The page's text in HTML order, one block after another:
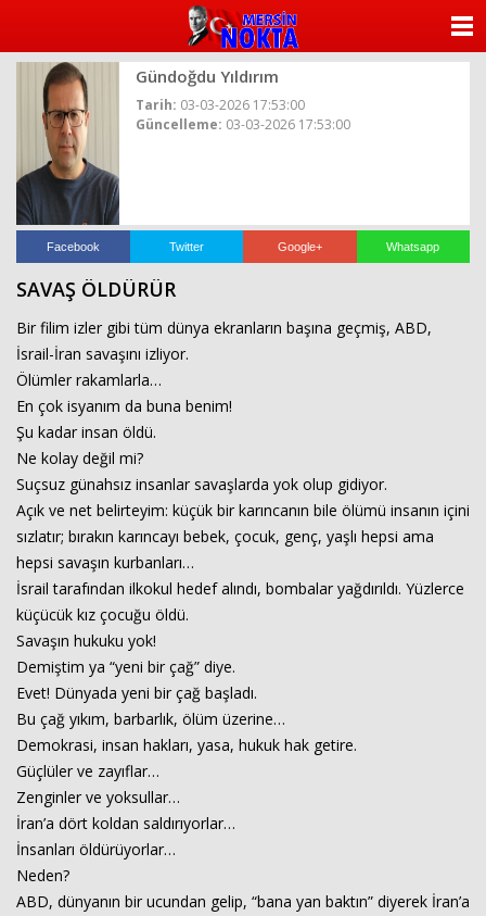
Gündoğdu Yıldırım
Tarih: 03-03-2026 17:53:00
Güncelleme: 03-03-2026 17:53:00
Facebook Twitter Google+ Whatsapp
SAVAŞ ÖLDÜRÜR
Bir filim izler gibi tüm dünya ekranların başına geçmiş, ABD,
İsrail-İran savaşını izliyor.
Ölümler rakamlarla…
En çok isyanım da buna benim!
Şu kadar insan öldü.
Ne kolay değil mi?
Suçsuz günahsız insanlar savaşlarda yok olup gidiyor.
Açık ve net belirteyim: küçük bir karıncanın bile ölümü insanın içini
sızlatır; bırakın karıncayı bebek, çocuk, genç, yaşlı hepsi ama
hepsi savaşın kurbanları…
İsrail tarafından ilkokul hedef alındı, bombalar yağdırıldı. Yüzlerce
küçücük kız çocuğu öldü.
Savaşın hukuku yok!
Demiştim ya “yeni bir çağ” diye.
Evet! Dünyada yeni bir çağ başladı.
Bu çağ yıkım, barbarlık, ölüm üzerine…
Demokrasi, insan hakları, yasa, hukuk hak getire.
Güçlüler ve zayıflar…
Zenginler ve yoksullar…
İran’a dört koldan saldırıyorlar…
İnsanları öldürüyorlar…
Neden?
ABD, dünyanın bir ucundan gelip, “bana yan baktın” diyerek İran’a
YAZARLAR